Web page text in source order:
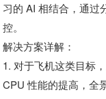
习的 AI 相结合，通过
控。
解决方案详解：
1. 对于飞机这类目标
CPU 性能的提高，全